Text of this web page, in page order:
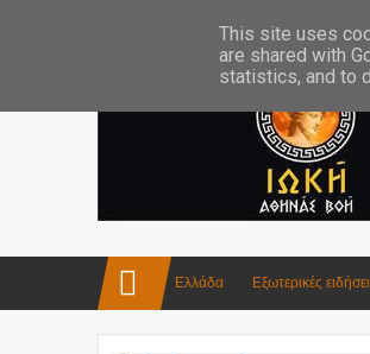
Ελλάδα Εξωτερικές
This site uses
are shared with
statistics, and to